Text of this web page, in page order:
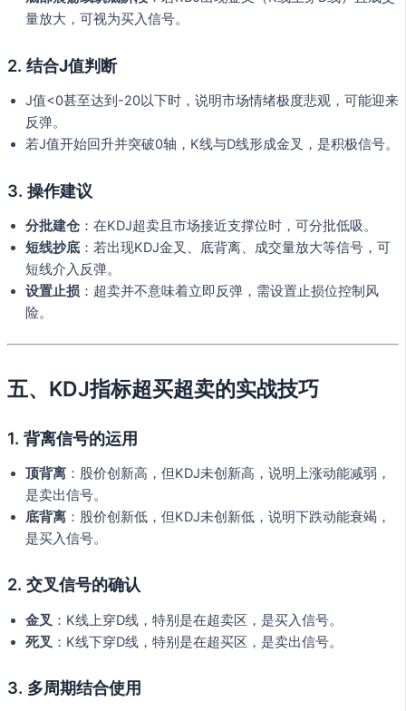
量放大，可视为买入信号。
2. 结合J值判断
J值<0甚至达到-20以下时，说明市场情绪极度悲观，可能迎来
反弹。
若J值开始回升并突破0轴，K线与D线形成金叉，是积极信号。
3. 操作建议
分批建仓 ：在KDJ超卖且市场接近支撑位时，可分批低吸。
短线抄底 ：若出现KDJ金叉、底背离、成交量放大等信号，可
短线介入反弹。
设置止损 ：超卖并不意味着立即反弹，需设置止损位控制风
险。
五、KDJ指标超买超卖的实战技巧
1. 背离信号的运用
顶背离 ：股价创新高，但KDJ未创新高，说明上涨动能减弱，
是卖出信号。
底背离 ：股价创新低，但KDJ未创新低，说明下跌动能衰竭，
是买入信号。
2. 交叉信号的确认
金叉 ：K线上穿D线，特别是在超卖区，是买入信号。
死叉 ：K线下穿D线，特别是在超买区，是卖出信号。
3. 多周期结合使用